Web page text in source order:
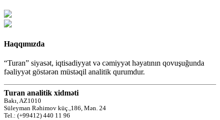
Haqqımızda
“Turan” siyasət, iqtisadiyyat və cəmiyyət həyatının qovuşuğunda
fəaliyyət göstərən müstəqil analitik qurumdur.
Turan analitik xidməti
Bakı, AZ1010
Süleyman Rəhimov küç.,186, Mən. 24
Tel.: (+99412) 440 11 96